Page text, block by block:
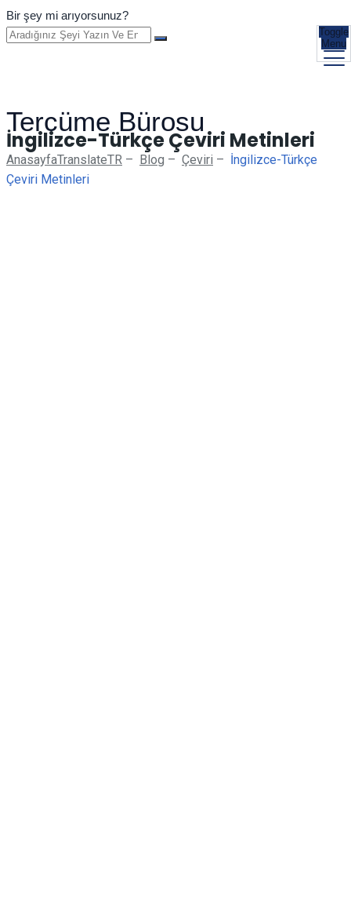
Bir şey mi arıyorsunuz?
Tercüme Bürosu
Toggle
Menu
İngilizce-Türkçe Çeviri Metinleri
AnasayfaTranslateTR – Blog – Çeviri – İngilizce-Türkçe
Çeviri Metinleri